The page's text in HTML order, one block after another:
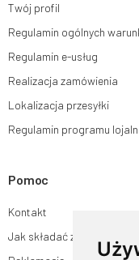
Twój profil
Regulamin ogólnych
Regulamin e-usług
Realizacja zamówienia
Lokalizacja przesyłki
Regulamin programu
Pomoc
Kontakt
Jak składać zamówienia